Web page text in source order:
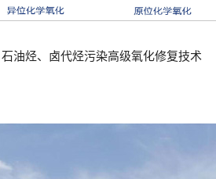
石油烃、卤代烃污染高级氧化修复技术